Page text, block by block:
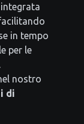
in tempo
per le
nostro
di